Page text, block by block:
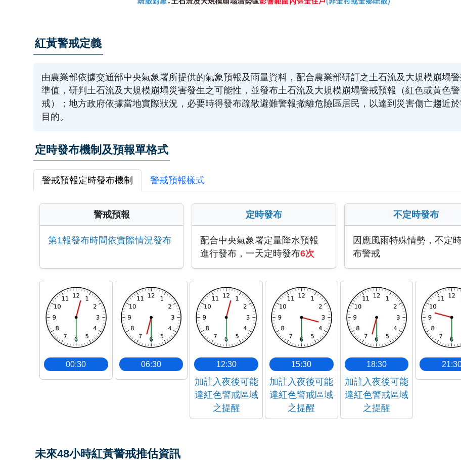
紅黃警戒定義
由農業部依據交通部中央氣象署所提供的氣象預報及雨量資料，配合農業部研訂之土石流及大規模崩塌
準值，研判土石流及大規模崩塌災害發生之可能性，並發布土石流及大規模崩塌警戒預報（紅色或黃色警
戒）；地方政府依據當地實際狀況，必要時得發布疏散避難警報撤離危險區居民，以達到災害傷亡趨近於
目的。
定時發布機制及預報單格式
警戒預報定時發布機制 警戒預報樣式
警戒預報
第1報發布時間依實際情況發布
定時發布
配合中央氣象署定量降水預報
進行發布，一天定時發布6次
不定時發布
因應風雨特殊情勢，不定
布警戒
00:30 06:30 12:30
加註入夜後可能
達紅色警戒區域
之提醒
15:30
加註入夜後可能
達紅色警戒區域
之提醒
18:30
加註入夜後可能
達紅色警戒區域
之提醒
未來48小時紅黃警戒推估資訊